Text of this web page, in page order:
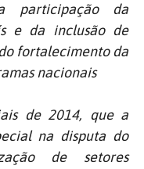
participação da
e da inclusão de
fortalecimento da
nacionais
de 2014, que a
na disputa do
de setores